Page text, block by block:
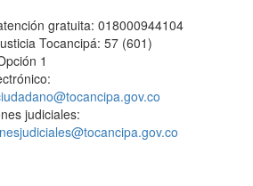
gratuita: 018000944104
Tocancipá: 57 (601)
1
judiciales: